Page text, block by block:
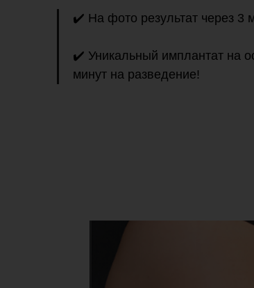
✔️ На фото результат через 3
✔️ Уникальный имплантат на
минут на разведение!